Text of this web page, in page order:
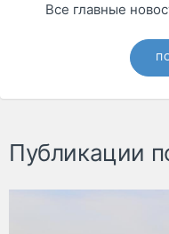
Все главные
Публикации